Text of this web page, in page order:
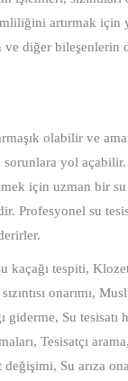
artırmak için
ve diğer
olabilir ve
yol
için uzman bir su
Profesyonel su
kaçağı tespiti,
onarımı,
giderme, Su tesisatı
Tesisatçı
değişimi, Su arıza